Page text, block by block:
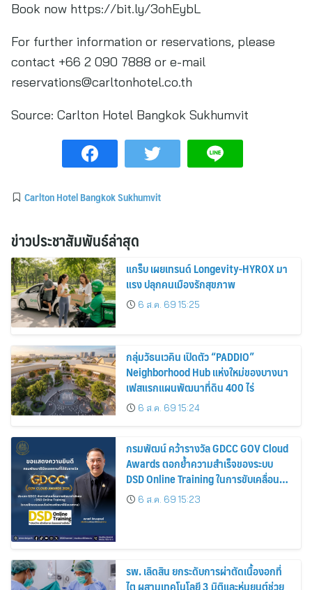
Book now https://bit.ly/3ohEybL
For further information or reservations, please
contact +66 2 090 7888 or e-mail
reservations@carltonhotel.co.th
Source: Carlton Hotel Bangkok Sukhumvit
Carlton Hotel Bangkok Sukhumvit
ข่าวประชาสัมพันธ์ล่าสุด
แกร็บ เผยเทรนด์ Longevity-HYROX มา
แรง ปลุกคนเมืองรักสุขภาพ
6 ส.ค. 69 15:25
กลุ่มวัธนเวคิน เปิดตัว “PADDIO”
Neighborhood Hub แห่งใหม่ของบางนา
เฟสแรกแผนพัฒนาที่ดิน 400 ไร่
6 ส.ค. 69 15:24
กรมพัฒน์ คว้ารางวัล GDCC GOV Cloud
Awards ตอกย้ำความสำเร็จของระบบ
DSD Online Training ในการขับเคลื่อน
การพัฒนากำลังคนที่ทันสมัย
6 ส.ค. 69 15:23
รพ. เลิดสิน ยกระดับการผ่าตัดเนื้องอกที่